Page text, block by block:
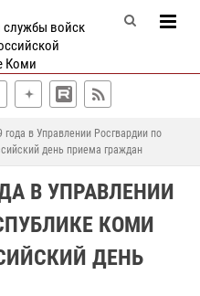
службы войск
Коми
года в Управлении Росгвардии по
день приема граждан
В УПРАВЛЕНИИ
КОМИ
ДЕНЬ